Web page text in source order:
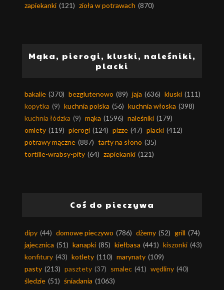
zapiekanki (121) zioła w potrawach (870)
Mąka, pierogi, kluski, naleśniki,
placki
bakalie (370) bezglutenowo (89) jaja (636) kluski (111)
kopytka (9) kuchnia polska (56) kuchnia włoska (398)
kuchnia łódzka (9) mąka (1596) naleśniki (179)
omlety (119) pierogi (124) pizze (47) placki (412)
potrawy mączne (887) tarty na słono (35)
tortille-wrabsy-pity (64) zapiekanki (121)
Coś do pieczywa
dipy (44) domowe pieczywo (786) dżemy (52) grill (74)
jajecznica (51) kanapki (85) kiełbasa (441) kiszonki (43)
konfitury (43) kotlety (110) marynaty (109)
pasty (213) pasztety (37) smalec (41) wędliny (40)
śledzie (51) śniadania (1063)